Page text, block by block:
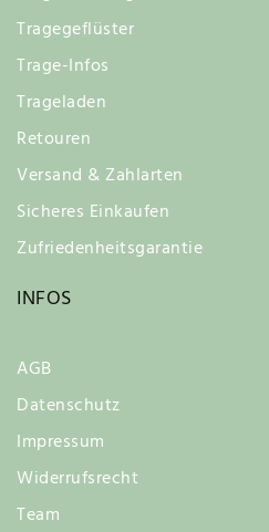
Tragegeflüster
Trage-Infos
Trageladen
Retouren
Versand & Zahlarten
Sicheres Einkaufen
Zufriedenheitsgarantie
INFOS
AGB
Datenschutz
Impressum
Widerrufsrecht
Team